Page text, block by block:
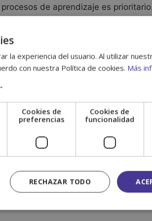
de aprendizaje es prioritario.
clases de
hay que estudiar para dar clases
para enseñar y guiar a los
la experiencia del usuario. Al utilizar
con nuestra Política de cookies. Más
Cookies de
preferencias
Cookies de
funcionalidad
RECHAZAR TODO